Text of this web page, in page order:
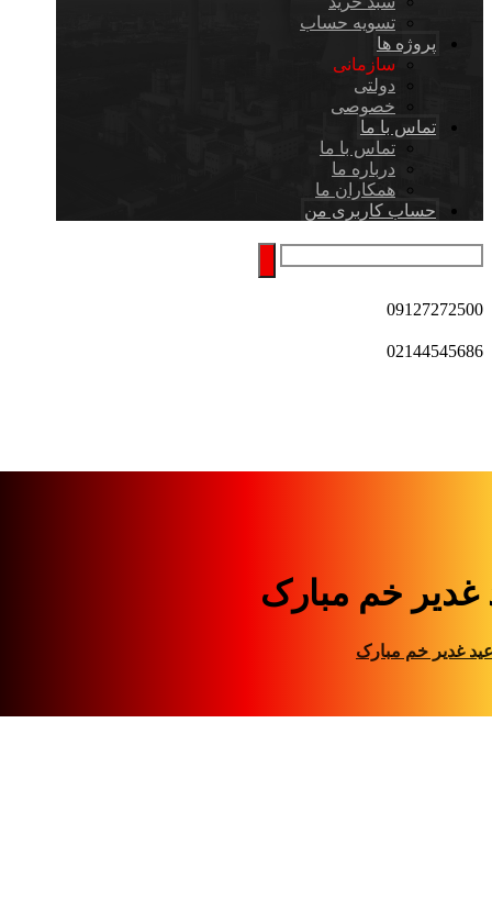
تسویه حساب
پروژه ها
سازمانی
دولتی
خصوصی
تماس با ما
تماس با ما
درباره ما
همکاران ما
حساب کاربری من
09127272500
02144545686
غدیر خم مبارک
غدیر خم مبارک